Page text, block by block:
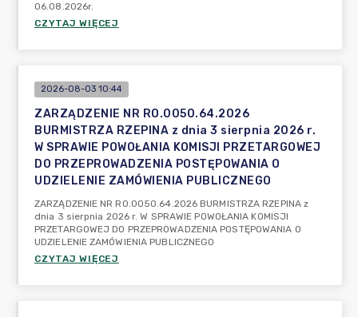
06.08.2026r.
CZYTAJ WIĘCEJ
2026-08-03 10:44
ZARZĄDZENIE NR RO.0050.64.2026
BURMISTRZA RZEPINA z dnia 3 sierpnia 2026 r.
W SPRAWIE POWOŁANIA KOMISJI PRZETARGOWEJ
DO PRZEPROWADZENIA POSTĘPOWANIA O
UDZIELENIE ZAMÓWIENIA PUBLICZNEGO
ZARZĄDZENIE NR RO.0050.64.2026 BURMISTRZA RZEPINA z
dnia 3 sierpnia 2026 r. W SPRAWIE POWOŁANIA KOMISJI
PRZETARGOWEJ DO PRZEPROWADZENIA POSTĘPOWANIA O
UDZIELENIE ZAMÓWIENIA PUBLICZNEGO
CZYTAJ WIĘCEJ